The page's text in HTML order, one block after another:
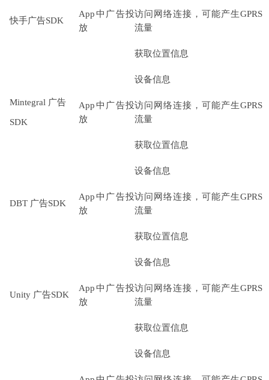
快手广告SDK
App中广告投
放
访问网络连接，可能产生GPRS
流量
获取位置信息
Mintegral 广告
SDK
App中广告投
放
设备信息
访问网络连接，可能产生GPRS
流量
获取位置信息
DBT 广告SDK
App中广告投
放
设备信息
访问网络连接，可能产生GPRS
流量
获取位置信息
Unity 广告SDK
App中广告投
放
设备信息
访问网络连接，可能产生GPRS
流量
获取位置信息
设备信息